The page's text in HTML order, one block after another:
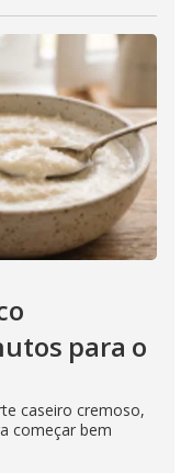
para o
caseiro cremoso,
começar bem